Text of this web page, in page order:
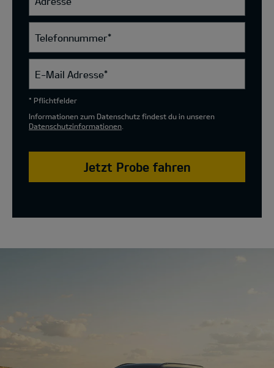
Telefonnummer*
E-Mail Adresse*
* Pflichtfelder
Informationen zum Datenschutz findest du in unseren
Datenschutzinformationen
Jetzt Probe fahren